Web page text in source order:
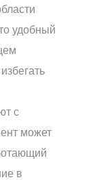
удобный
с
может
в